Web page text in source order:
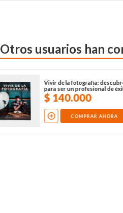
Otros usuarios han
Vivir de la fotografía:
para ser un profesional de
$ 140.000
COMPRAR AHORA